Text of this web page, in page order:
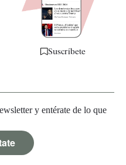
Suscríbete
y entérate de lo que